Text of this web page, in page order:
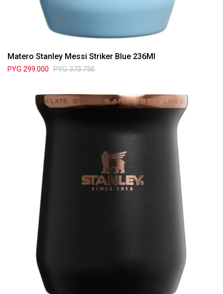
Matero Stanley Messi Striker Blue 236Ml
PYG 299.000 PYG 373.750